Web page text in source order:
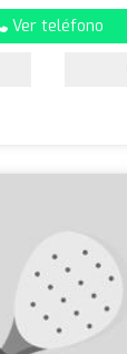
Ver teléfono